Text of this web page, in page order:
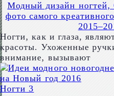
Модный дизайн ногтей,
фото самого
Ногти, как и глаза,
красоты. Ухоженные
внимание, вызывают
Ногти 3